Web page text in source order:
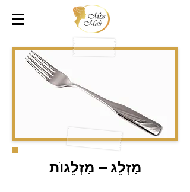
מַזְלֵג – מַזְלֵגוֺת